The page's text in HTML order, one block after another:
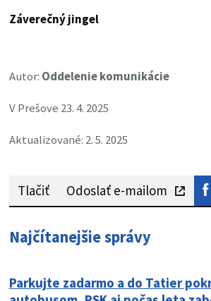
Záverečný jingel
Autor: Oddelenie komunikácie
V Prešove 23. 4. 2025
Aktualizované: 2. 5. 2025
Tlačiť Odoslať e-mailom
Najčítanejšie správy
Parkujte zadarmo a do Tatier